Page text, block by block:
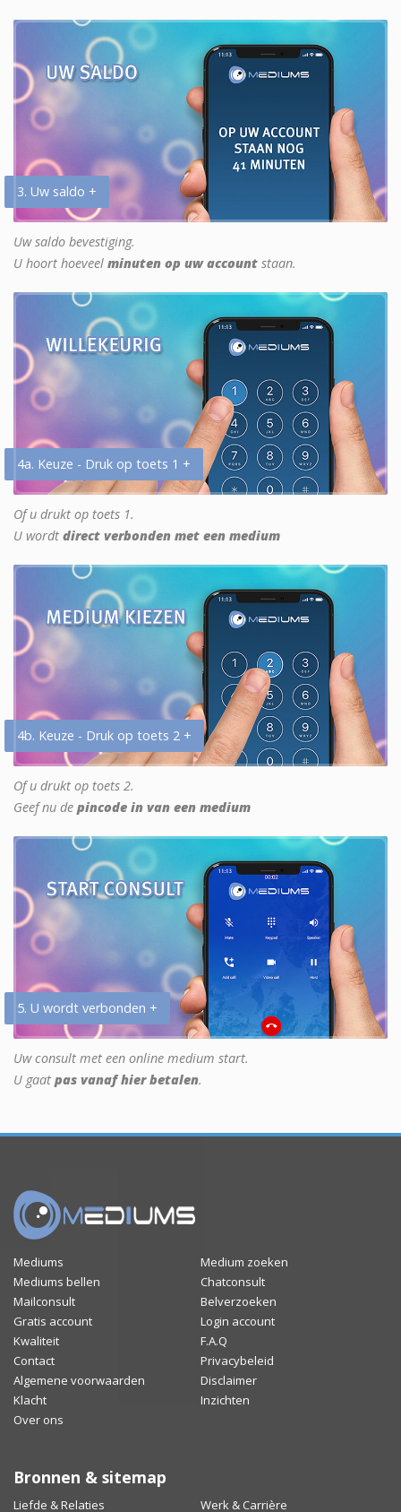
3. Uw saldo +
Uw saldo bevestiging.
U hoort hoeveel minuten op uw account staan.
4a. Keuze - Druk op toets 1 +
Of u drukt op toets 1.
U wordt direct verbonden met een medium
4b. Keuze - Druk op toets 2 +
Of u drukt op toets 2.
Geef nu de pincode in van een medium
5. U wordt verbonden +
Uw consult met een online medium start.
U gaat pas vanaf hier betalen.
Mediums
Medium zoeken
Mediums bellen
Chatconsult
Mailconsult
Belverzoeken
Gratis account
Login account
Kwaliteit
F.A.Q
Contact
Privacybeleid
Algemene voorwaarden
Disclaimer
Klacht
Inzichten
Over ons
Bronnen & sitemap
Liefde & Relaties Werk & Carrière